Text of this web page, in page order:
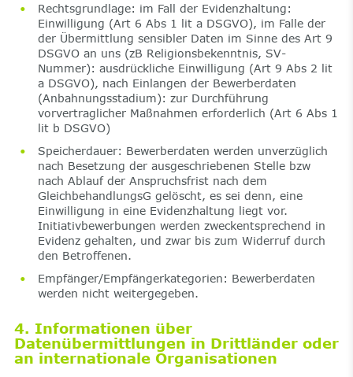
Rechtsgrundlage: im Fall der Evidenzhaltung:
Einwilligung (Art 6 Abs 1 lit a DSGVO), im Falle der
der Übermittlung sensibler Daten im Sinne des Art 9
DSGVO an uns (zB Religionsbekenntnis, SV-
Nummer): ausdrückliche Einwilligung (Art 9 Abs 2 lit
a DSGVO), nach Einlangen der Bewerberdaten
(Anbahnungsstadium): zur Durchführung
vorvertraglicher Maßnahmen erforderlich (Art 6 Abs 1
lit b DSGVO)
Speicherdauer: Bewerberdaten werden unverzüglich
nach Besetzung der ausgeschriebenen Stelle bzw
nach Ablauf der Anspruchsfrist nach dem
GleichbehandlungsG gelöscht, es sei denn, eine
Einwilligung in eine Evidenzhaltung liegt vor.
Initiativbewerbungen werden zweckentsprechend in
Evidenz gehalten, und zwar bis zum Widerruf durch
den Betroffenen.
Empfänger/Empfängerkategorien: Bewerberdaten
werden nicht weitergegeben.
4. Informationen über
Datenübermittlungen in Drittländer oder
an internationale Organisationen